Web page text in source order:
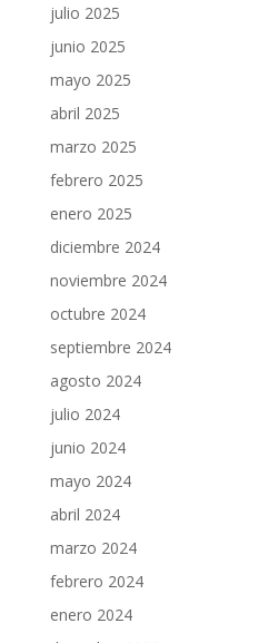
julio 2025
junio 2025
mayo 2025
abril 2025
marzo 2025
febrero 2025
enero 2025
diciembre 2024
noviembre 2024
octubre 2024
septiembre 2024
agosto 2024
julio 2024
junio 2024
mayo 2024
abril 2024
marzo 2024
febrero 2024
enero 2024